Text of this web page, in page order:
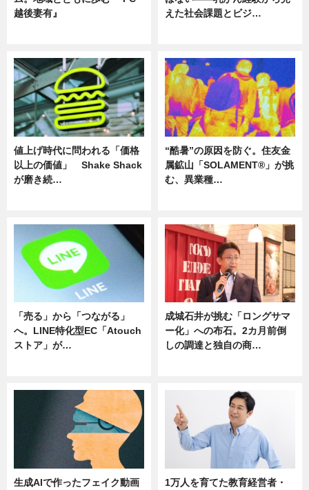
越後妻有』
えた社会課題とビジ…
値上げ時代に問われる「価格
以上の価値」 Shake Shack
が磨き続…
“酷暑”の原因を防ぐ。住友金
属鉱山「SOLAMENT®」が挑
む、異業種…
「売る」から「つながる」
へ。LINE特化型EC「Atouch
ストア」が…
成城石井が挑む「ロングサマ
ー化」への布石。2カ月前倒
しの調達と独自の商…
生成AIで作ったフェイク動画
1万人を育てた教育経営者・